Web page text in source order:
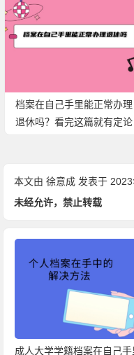
档案在自己手里能正常办理
退休吗？看完这篇就有定论
本文由徐意成 发表于
未经允许，禁止转载
成人大学学籍档案在自己手